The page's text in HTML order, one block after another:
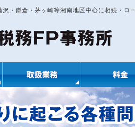
・鎌倉・茅ヶ崎等湘南地区中心に相続・ロ